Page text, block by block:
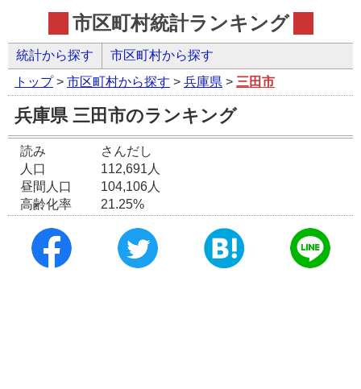
市区町村統計ランキング
統計から探す 市区町村から探す
トップ> 市区町村から探す > 兵庫県 > 三田市
兵庫県 三田市のランキング
読み
さんだし
人口
112,691人
昼間人口
104,106人
高齢化率
21.25%